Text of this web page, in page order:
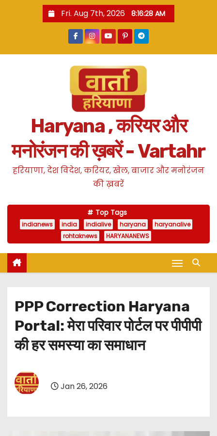
Fri. Aug 7th, 2026 8:16:29 AM
Haryana , करियर और
मनोरंजन की ख़बरें - Vartahr
हरियाणा, देश विदेश, करियर, खेल, बाजार और मनोरंजन
की ख़बरें
Top Tags
indianews india indialive haryana
haryanalive
rohtaknews
HARYANANEWS
PPP Correction Haryana
Portal: मेरा परिवार पोर्टल पर पीपीपी
की हर समस्या का समाधान
Jan 26, 2026